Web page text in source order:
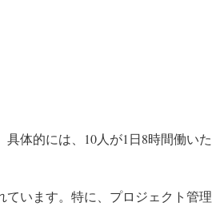
体的には、10人が1日8時間働いた
います。特に、プロジェクト管理